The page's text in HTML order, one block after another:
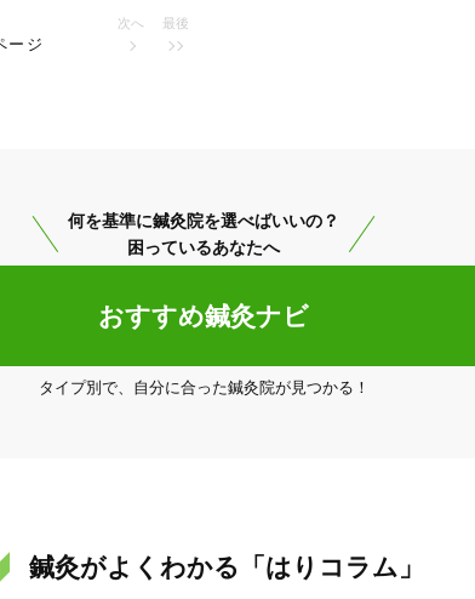
スポーツ鍼灸
ージ
次へ 最後
何を基準に鍼灸院を選べばいいの？
困っているあなたへ
おすすめ鍼灸ナビ
タイプ別で、自分に合った鍼灸院が見つかる！
鍼灸がよくわかる「はりコラム」